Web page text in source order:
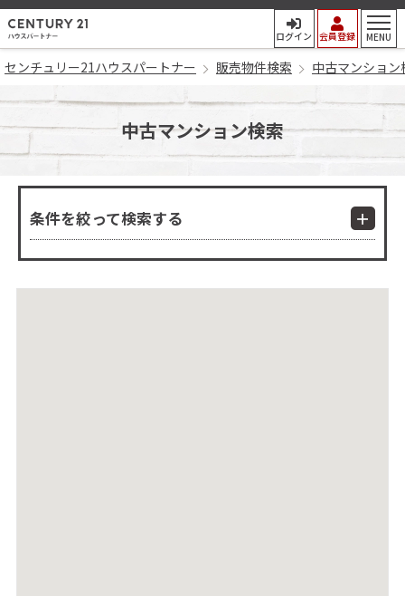
センチュリー21ハウスパート
ログイン 会員登録 MENU
センチュリー21ハウスパートナー 販売物件検索 中古マンション
中古マンション検索
条件を絞って検索する